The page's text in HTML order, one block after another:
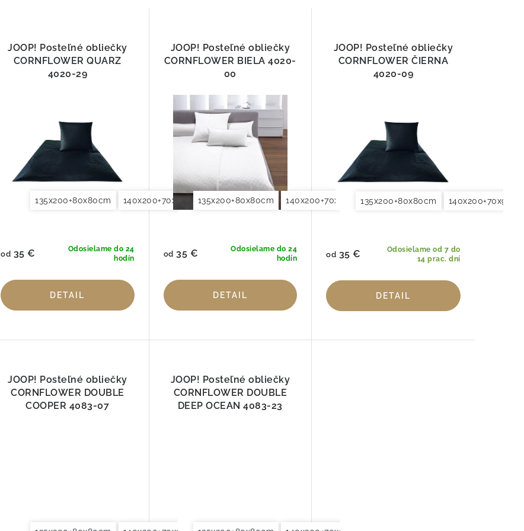
JOOP! Posteľné obliečky
CORNFLOWER QUARZ
4020-29
135x200+80x80cm 140x200+70x90cm 140x220+70x90cm 155x200+80x80cm 200x200+2x70x90cm
Odosielame do 24
hodín
od 35 €
DETAIL
JOOP! Posteľné obliečky
CORNFLOWER BIELA 4020-
00
135x200+80x80cm 140x200+70x90cm 140x220+70x90cm
Odosielame do 24
hodín
od 35 €
DETAIL
JOOP! Posteľné obliečky
CORNFLOWER ČIERNA
4020-09
135x200+80x80cm
Odosielame od 7 do
14 prac. dní
od 35 €
DETAIL
JOOP! Posteľné obliečky
CORNFLOWER DOUBLE
COOPER 4083-07
JOOP! Posteľné obliečky
CORNFLOWER DOUBLE
DEEP OCEAN 4083-23